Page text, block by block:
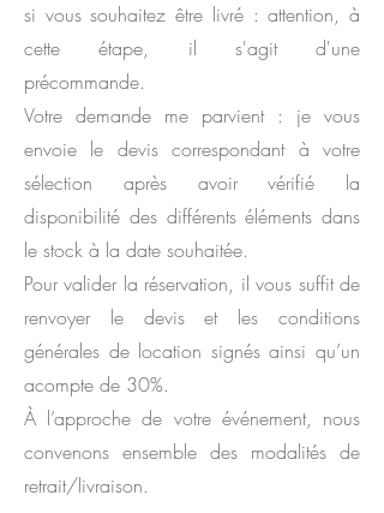
si vous souhaitez être livré : attention, à
cette étape, il s'agit d'une
précommande.
Votre demande me parvient : je vous
envoie le devis correspondant à votre
sélection après avoir vérifié la
disponibilité des différents éléments dans
le stock à la date souhaitée.
Pour valider la réservation, il vous suffit de
renvoyer le devis et les conditions
générales de location signés ainsi qu’un
acompte de 30%.
À l’approche de votre événement, nous
convenons ensemble des modalités de
retrait/livraison.